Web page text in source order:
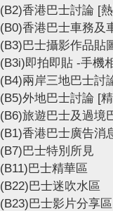
(B2)香港巴士討論 [
(B0)香港巴士車務及
(B3)巴士攝影作品貼
(B3i)即拍即貼 -手機
(B4)兩岸三地巴士討
(B5)外地巴士討論 [
(B6)旅遊巴士及過境
(B1)香港巴士廣告消
(B7)巴士特別所見
(B11)巴士精華區
(B22)巴士迷吹水區
(B23)巴士影片分享區